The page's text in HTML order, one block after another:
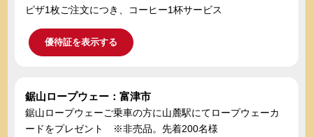
ピザ1枚ご注文につき、コーヒー1杯サービス
優待証を表示する
鋸山ロープウェー：富津市
鋸山ロープウェーご乗車の方に山麓駅にてロープウェーカ
ードをプレゼント ※非売品。先着200名様